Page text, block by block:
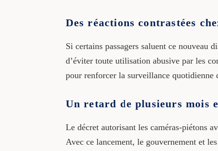
Des réactions contrastées
Si certains passagers saluent ce nouveau
d’éviter toute utilisation abusive par les
pour renforcer la surveillance quotidienne
Un retard de plusieurs mois
Le décret autorisant les caméras-piétons
Avec ce lancement, le gouvernement et